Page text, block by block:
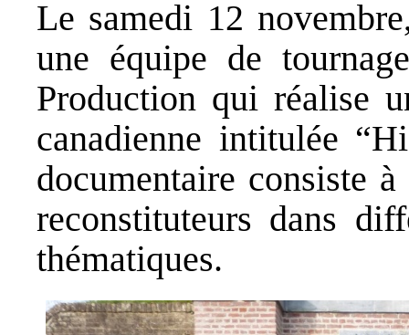
Le samedi 12
une équipe de
Production qui réalise
canadienne intitulée
documentaire consiste
reconstituteurs dans
thématiques.